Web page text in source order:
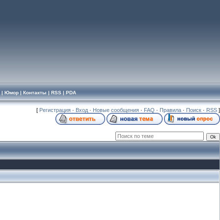
| Юмор| Контакты | RSS| PDA
[ Регистрация · Вход · Новые сообщения · FAQ · Правила · Поиск · RSS ]